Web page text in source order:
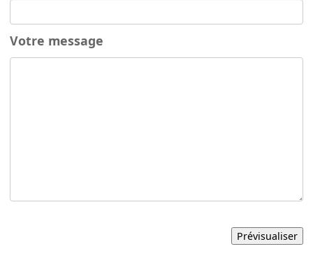
Votre message